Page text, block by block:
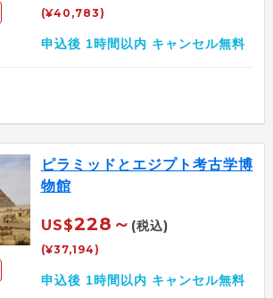
(¥40,783)
申込後 1時間以内 キャンセル無料
ピラミッドとエジプト考古学博
物館
US$228～ (税込)
(¥37,194)
申込後 1時間以内 キャンセル無料